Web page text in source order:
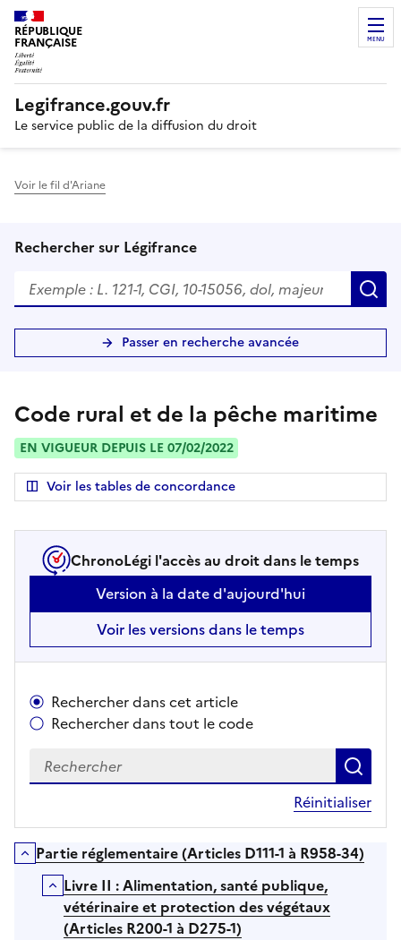
RÉPUBLIQUE
FRANÇAISE MENU
Legifrance.gouv.fr
Le service public de la diffusion du droit
Voir le fil d'Ariane
Rechercher sur Légifrance
Passer en recherche avancée
Code rural et de la pêche maritime
EN VIGUEUR DEPUIS LE 07/02/2022
Voir les tables de concordance
ChronoLégi l'accès au droit dans le temps
Version à la date d'aujourd'hui
Voir les versions dans le temps
Rechercher dans cet article
Rechercher dans tout le code
Réinitialiserle
Partie réglementaire (Articles D111-1 à R958-34)
Déplier/Replier
Livre II : Alimentation, santé publique,
vétérinaire et protection des végétaux
(Articles R200-1 à D275-1)
Déplier/Replier